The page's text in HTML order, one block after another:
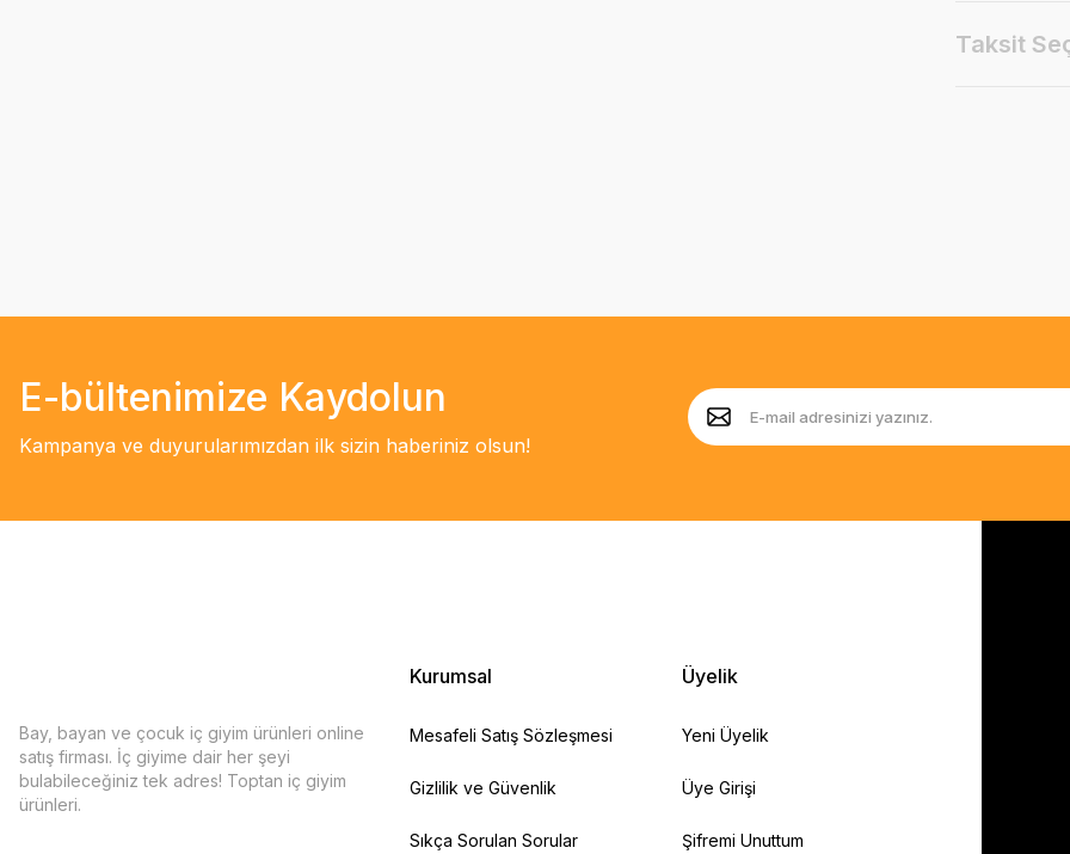
Taksit
E-bültenimize Kaydolun
Kampanya ve duyurularımızdan ilk sizin haberiniz olsun!
Bay, bayan ve çocuk iç giyim ürünleri online
satış firması. İç giyime dair her şeyi
bulabileceğiniz tek adres! Toptan iç giyim
ürünleri.
Kurumsal
Mesafeli Satış Sözleşmesi
Gizlilik ve Güvenlik
Sıkça Sorulan Sorular
Üyelik
Yeni Üyelik
Üye Girişi
Şifremi Unuttum